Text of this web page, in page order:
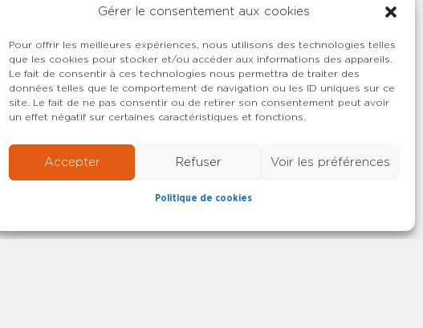
Gérer le consentement aux cookies
Pour offrir les meilleures expériences, nous utilisons des technologies telles
que les cookies pour stocker et/ou accéder aux informations des appareils.
Le fait de consentir à ces technologies nous permettra de traiter des
données telles que le comportement de navigation ou les ID uniques sur ce
site. Le fait de ne pas consentir ou de retirer son consentement peut avoir
un effet négatif sur certaines caractéristiques et fonctions.
Accepter Refuser Voir les préférences
Politique de cookies